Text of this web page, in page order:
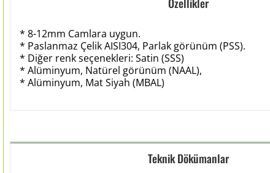
* 8-12mm Camlara uygun.
* Paslanmaz Çelik AISI304, Parlak görünüm (PSS).
* Diğer renk seçenekleri: Satin (SSS)
* Alüminyum, Natürel görünüm (NAAL),
* Alüminyum, Mat Siyah (MBAL)
Teknik Dökümanlar